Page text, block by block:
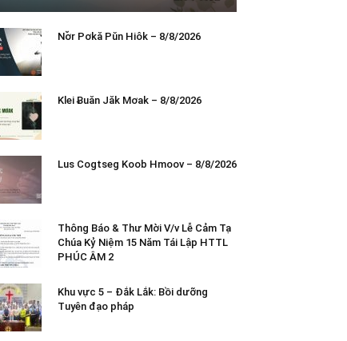
Nơ̆r Pơkă Pŭn Hiôk – 8/8/2026
Klei Ƀuăn Jăk Mơak – 8/8/2026
Lus Cogtseg Koob Hmoov – 8/8/2026
Thông Báo & Thư Mời V/v Lễ Cảm Tạ
Chúa Kỷ Niệm 15 Năm Tái Lập HTTL
PHÚC ÂM 2
Khu vực 5 – Đắk Lắk: Bồi dưỡng
Tuyên đạo pháp